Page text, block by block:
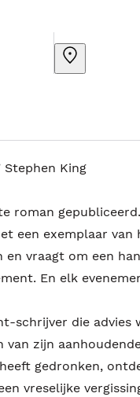
Stephen King
roman
een exemplaar van
vraagt om een
En elk
schrijver die advies
van zijn
gedronken,
vreselijke